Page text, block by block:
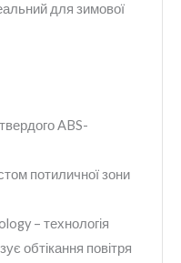
для зимової
ABS-
потиличної зони
– технологія
обтікання повітря